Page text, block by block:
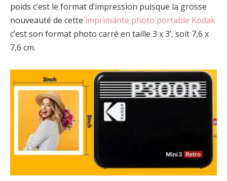
poids c’est le format d’impression puisque la grosse
nouveauté de cette imprimante photo portable Kodak
c’est son format photo carré en taille 3 x 3’, soit 7,6 x
7,6 cm.